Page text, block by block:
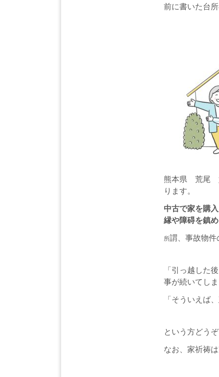
前に書いた台
熊本県 荒尾
ります。
中古で家を購
縁や障碍を鎮
所謂、事故物件
「引っ越した
事が続いてし
「そういえば
という方どう
なお、家祈祷